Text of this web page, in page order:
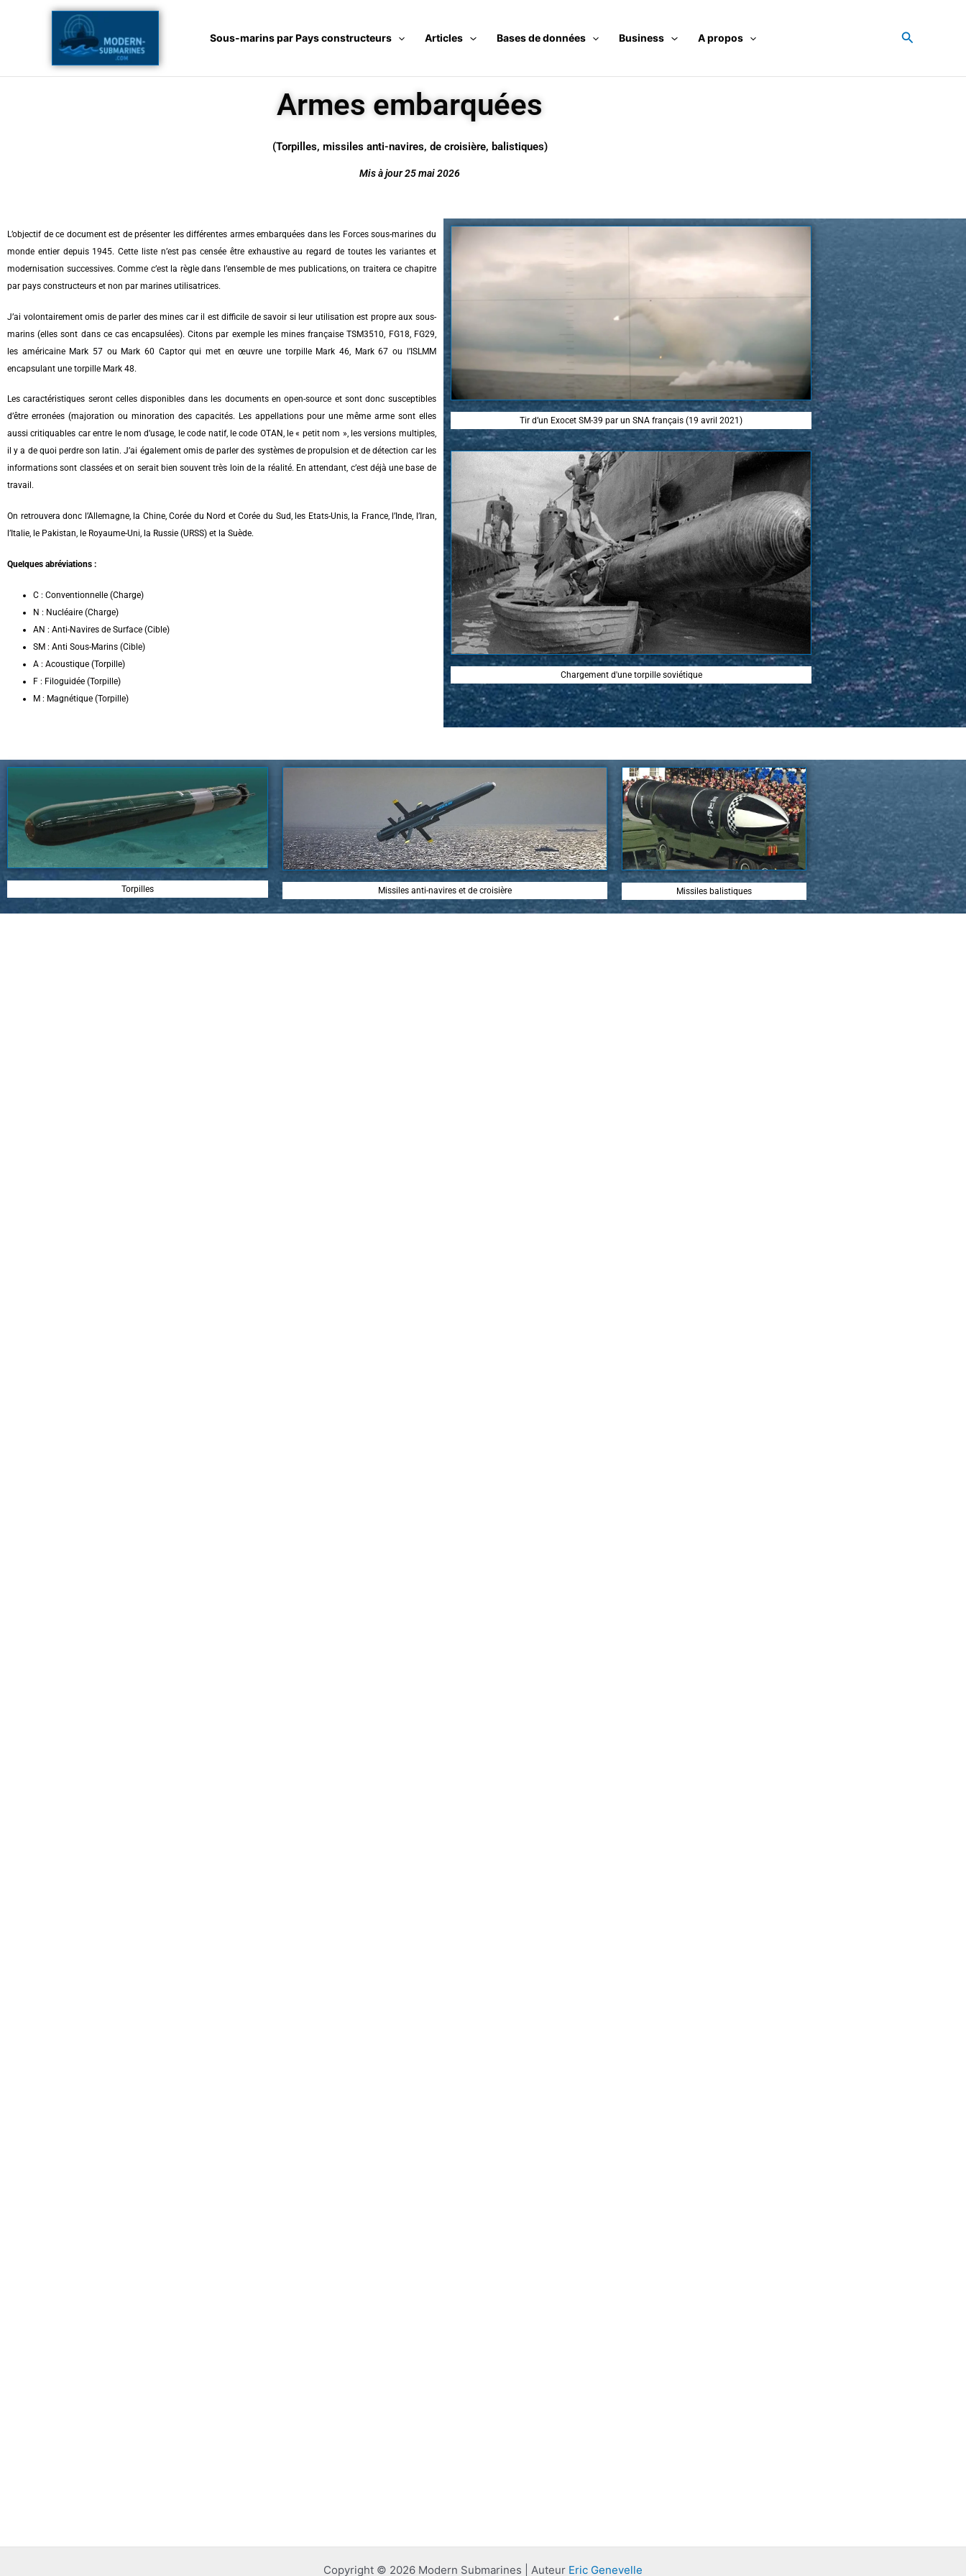
Sous-marins par Pays constructeurs Articles Bases de données Business A propos
Armes embarquées
(Torpilles, missiles anti-navires, de croisière, balistiques)
Mis à jour 25 mai 2026
L’objectif de ce document est de présenter les différentes armes embarquées dans les Forces sous-marines du
monde entier depuis 1945. Cette liste n’est pas censée être exhaustive au regard de toutes les variantes et
modernisation successives. Comme c’est la règle dans l’ensemble de mes publications, on traitera ce chapitre
par pays constructeurs et non par marines utilisatrices.
J’ai volontairement omis de parler des mines car il est difficile de savoir si leur utilisation est propre aux sous-
marins (elles sont dans ce cas encapsulées). Citons par exemple les mines française TSM3510, FG18, FG29,
les américaine Mark 57 ou Mark 60 Captor qui met en œuvre une torpille Mark 46, Mark 67 ou l’ISLMM
encapsulant une torpille Mark 48.
Les caractéristiques seront celles disponibles dans les documents en open-source et sont donc susceptibles
d’être erronées (majoration ou minoration des capacités. Les appellations pour une même arme sont elles
aussi critiquables car entre le nom d’usage, le code natif, le code OTAN, le « petit nom », les versions multiples,
il y a de quoi perdre son latin. J’ai également omis de parler des systèmes de propulsion et de détection car les
informations sont classées et on serait bien souvent très loin de la réalité. En attendant, c’est déjà une base de
travail.
On retrouvera donc l’Allemagne, la Chine, Corée du Nord et Corée du Sud, les Etats-Unis, la France, l’Inde, l’Iran,
l’Italie, le Pakistan, le Royaume-Uni, la Russie (URSS) et la Suède.
Quelques abréviations :
C : Conventionnelle (Charge)
N : Nucléaire (Charge)
AN : Anti-Navires de Surface (Cible)
SM : Anti Sous-Marins (Cible)
A : Acoustique (Torpille)
F : Filoguidée (Torpille)
M : Magnétique (Torpille)
Tir d’un Exocet SM-39 par un SNA français (19 avril 2021)
Chargement d'une torpille soviétique
Torpilles Missiles anti-navires et de croisière Missiles balistiques
Copyright © 2026 Modern Submarines | Auteur Eric Genevelle